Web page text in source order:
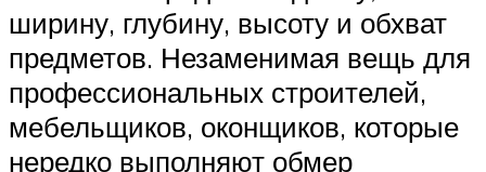
ширину, глубину, высоту и обхват
предметов. Незаменимая вещь для
профессиональных строителей,
мебельщиков, оконщиков, которые
нередко выполняют обмер